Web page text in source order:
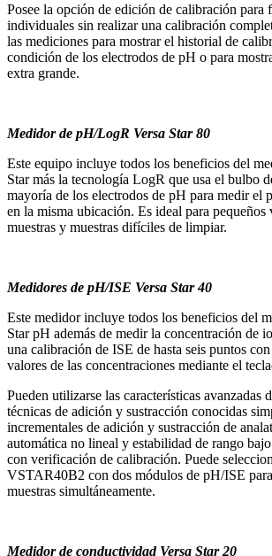
Posee la opción de edición de calibración para
individuales sin realizar una calibración
las mediciones para mostrar el historial de
condición de los electrodos de pH o para
extra grande.
Medidor de pH/LogR Versa Star 80
Este equipo incluye todos los beneficios del
Star más la tecnología LogR que usa el bulbo
mayoría de los electrodos de pH para medir el
en la misma ubicación. Es ideal para pequeños
muestras y muestras difíciles de limpiar.
Medidores de pH/ISE Versa Star 40
Este medidor incluye todos los beneficios del
Star pH además de medir la concentración de
una calibración de ISE de hasta seis puntos
valores de las concentraciones mediante el
Pueden utilizarse las características avanzadas
técnicas de adición y sustracción conocidas
incrementales de adición y sustracción de
automática no lineal y estabilidad de rango
con verificación de calibración. Puede
VSTAR40B2 con dos módulos de pH/ISE
muestras simultáneamente.
Medidor de conductividad Versa Star 20